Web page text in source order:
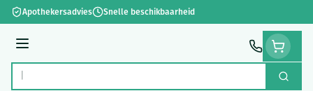
Ga naar de inhoud
Apothekersadvies Snelle beschikbaarheid
Menu
Product, merk, categorie... Zoek